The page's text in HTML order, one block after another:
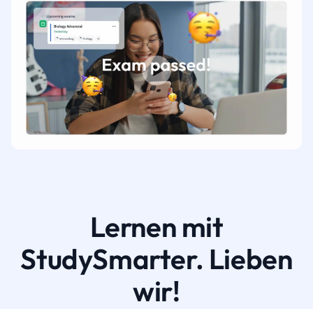
Lernen mit
StudySmarter. Lieben
wir!